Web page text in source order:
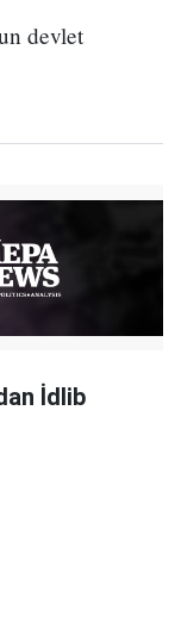
devlet
İdlib